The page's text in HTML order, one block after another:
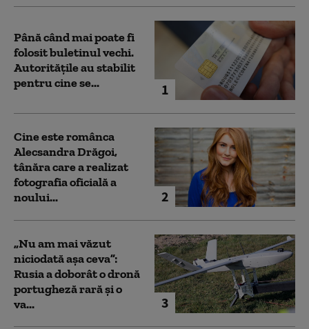
1
Până când mai poate fi
folosit buletinul vechi.
Autoritățile au stabilit
pentru cine se...
2
Cine este românca
Alecsandra Drăgoi,
tânăra care a realizat
fotografia oficială a
noului...
3
„Nu am mai văzut
niciodată așa ceva”:
Rusia a doborât o dronă
portugheză rară și o
va...